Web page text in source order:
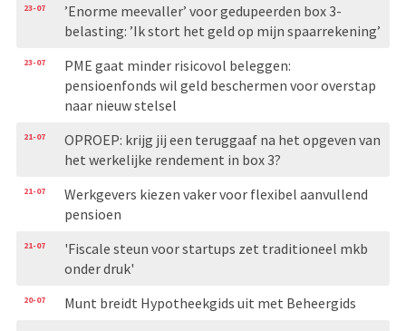
23-07
’Enorme meevaller’ voor gedupeerden box 3-
belasting: ’Ik stort het geld op mijn spaarrekening’
23-07
PME gaat minder risicovol beleggen:
pensioenfonds wil geld beschermen voor overstap
naar nieuw stelsel
21-07
OPROEP: krijg jij een teruggaaf na het opgeven van
het werkelijke rendement in box 3?
21-07
Werkgevers kiezen vaker voor flexibel aanvullend
pensioen
21-07
'Fiscale steun voor startups zet traditioneel mkb
onder druk'
20-07 Munt breidt Hypotheekgids uit met Beheergids